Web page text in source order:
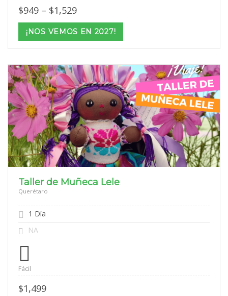
$949 – $1,529Price
$949
through
$1,529
¡NOS VEMOS EN 2027!
Taller de Muñeca Lele
Querétaro
1 Día
NA
Fácil
$1,499